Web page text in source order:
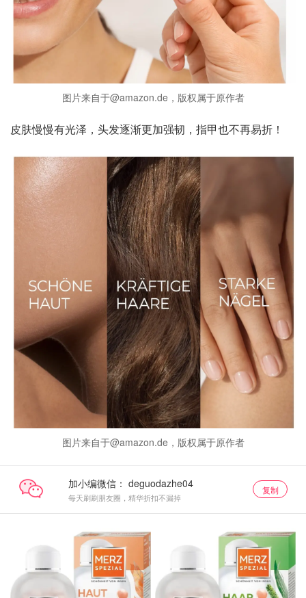
图片来自于@amazon.de，版权属于原作者
皮肤慢慢有光泽，头发逐渐更加强韧，指甲也不再易折！
图片来自于@amazon.de，版权属于原作者
加小编微信：
每天刷刷朋友圈，精华折扣不漏掉
复制